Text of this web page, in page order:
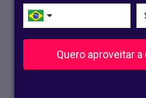
Quero aproveitar
.
RECIFE
CURSOS